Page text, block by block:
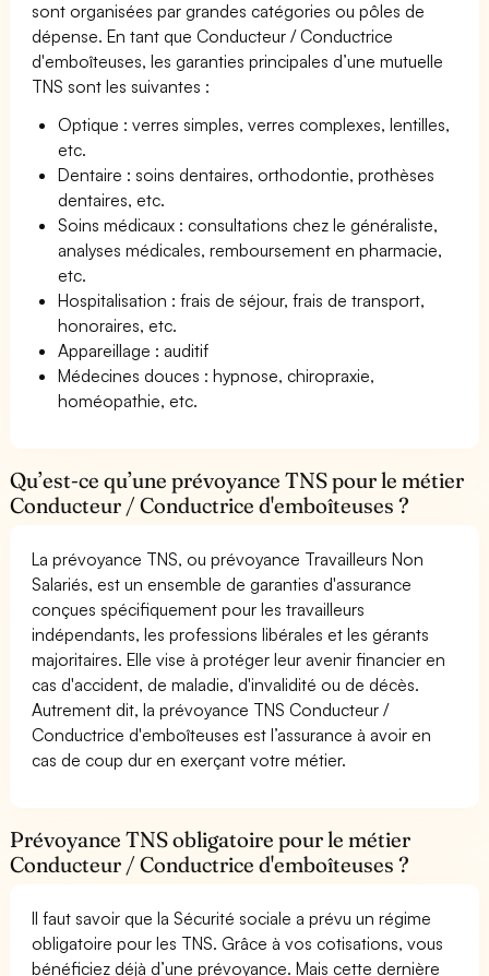
sont organisées par grandes catégories ou pôles de
dépense. En tant que Conducteur / Conductrice
d'emboîteuses, les garanties principales d’une mutuelle
TNS sont les suivantes :
Optique : verres simples, verres complexes, lentilles,
etc.
Dentaire : soins dentaires, orthodontie, prothèses
dentaires, etc.
Soins médicaux : consultations chez le généraliste,
analyses médicales, remboursement en pharmacie,
etc.
Hospitalisation : frais de séjour, frais de transport,
honoraires, etc.
Appareillage : auditif
Médecines douces : hypnose, chiropraxie,
homéopathie, etc.
Qu’est-ce qu’une prévoyance TNS pour le métier
Conducteur / Conductrice d'emboîteuses ?
La prévoyance TNS, ou prévoyance Travailleurs Non
Salariés, est un ensemble de garanties d'assurance
conçues spécifiquement pour les travailleurs
indépendants, les professions libérales et les gérants
majoritaires. Elle vise à protéger leur avenir financier en
cas d'accident, de maladie, d'invalidité ou de décès.
Autrement dit, la prévoyance TNS Conducteur /
Conductrice d'emboîteuses est l’assurance à avoir en
cas de coup dur en exerçant votre métier.
Prévoyance TNS obligatoire pour le métier
Conducteur / Conductrice d'emboîteuses ?
Il faut savoir que la Sécurité sociale a prévu un régime
obligatoire pour les TNS. Grâce à vos cotisations, vous
bénéficiez déjà d’une prévoyance. Mais cette dernière